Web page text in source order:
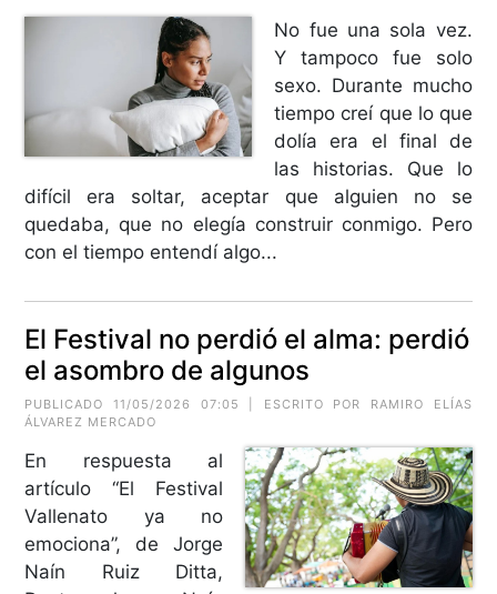
No fue una sola vez.
Y tampoco fue solo
sexo. Durante mucho
tiempo creí que lo que
dolía era el final de
las historias. Que lo
difícil era soltar, aceptar que alguien no se
quedaba, que no elegía construir conmigo. Pero
con el tiempo entendí algo...
El Festival no perdió el alma: perdió
el asombro de algunos
PUBLICADO 11/05/2026 07:05 | ESCRITO POR RAMIRO ELÍAS
ÁLVAREZ MERCADO
En respuesta al
artículo “El Festival
Vallenato ya no
emociona”, de Jorge
Naín Ruiz Ditta,